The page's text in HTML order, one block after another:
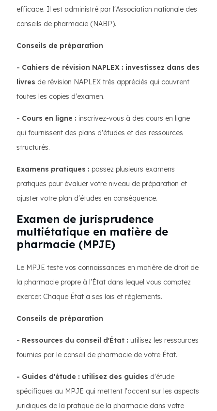
efficace. Il est administré par l'Association nationale des
conseils de pharmacie (NABP).
Conseils de préparation
- Cahiers de révision NAPLEX : investissez dans des
livres de révision NAPLEX très appréciés qui couvrent
toutes les copies d'examen.
- Cours en ligne : inscrivez-vous à des cours en ligne
qui fournissent des plans d'études et des ressources
structurés.
Examens pratiques : passez plusieurs examens
pratiques pour évaluer votre niveau de préparation et
ajuster votre plan d'études en conséquence.
Examen de jurisprudence
multiétatique en matière de
pharmacie (MPJE)
Le MPJE teste vos connaissances en matière de droit de
la pharmacie propre à l'État dans lequel vous comptez
exercer. Chaque État a ses lois et règlements.
Conseils de préparation
- Ressources du conseil d'État : utilisez les ressources
fournies par le conseil de pharmacie de votre État.
- Guides d'étude : utilisez des guides d'étude
spécifiques au MPJE qui mettent l'accent sur les aspects
juridiques de la pratique de la pharmacie dans votre